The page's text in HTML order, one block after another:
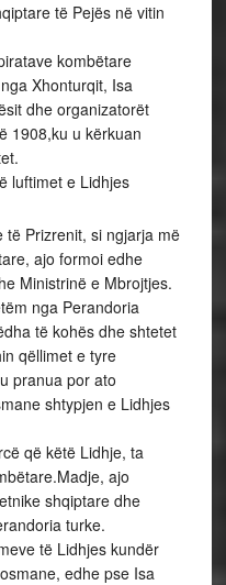
të Pejës në vitin
kombëtare
Xhonturqit, Isa
dhe organizatorët
1908,ku u kërkuan
luftimet e Lidhjes
të Prizrenit, si ngjarja më
ajo formoi edhe
Ministrinë e Mbrojtjes.
nga Perandoria
të kohës dhe shtetet
qëllimet e tyre
pranua por ato
shtypjen e Lidhjes
që këtë Lidhje, ta
ajo
shqiptare dhe
turke.
të Lidhjes kundër
edhe pse Isa